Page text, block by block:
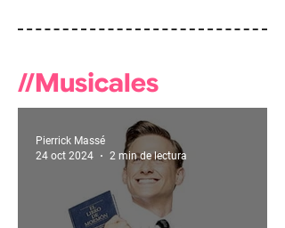
//Musicales
Pierrick Massé
24 oct 2024
2 min de lectura